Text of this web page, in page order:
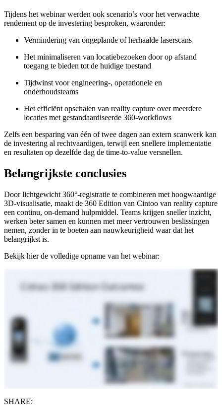
Tijdens het webinar werden ook scenario’s voor het verwachte
rendement op de investering besproken, waaronder:
Vermindering van ongeplande of herhaalde laserscans
Het minimaliseren van locatiebezoeken door op afstand
toegang te bieden tot de huidige toestand
Tijdwinst voor engineering-, operationele en
onderhoudsteams
Het efficiënt opschalen van reality capture over meerdere
locaties met gestandaardiseerde 360-workflows
Zelfs een besparing van één of twee dagen aan extern scanwerk kan
de investering al rechtvaardigen, terwijl een snellere implementatie
en resultaten op dezelfde dag de time-to-value versnellen.
Belangrijkste conclusies
Door lichtgewicht 360°-registratie te combineren met hoogwaardige
3D-visualisatie, maakt de 360 Edition van Cintoo van reality capture
een continu, on-demand hulpmiddel. Teams krijgen sneller inzicht,
werken beter samen en kunnen met meer vertrouwen beslissingen
nemen, zonder in te boeten aan nauwkeurigheid waar dat het
belangrijkst is.
Bekijk hier de volledige opname van het webinar:
SHARE: